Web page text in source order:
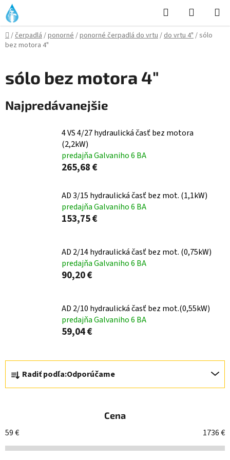
Prejsť
na
obsah
Hľadať
KOŠÍK
Domov
/čerpadlá/ponorné/ponorné čerpadlá do vrtu/do vrtu 4"/sólo
bez motora 4"
sólo bez motora 4"
Najpredávanejšie
4 VS 4/27 hydraulická časť bez motora
(2,2kW)
predajňa Galvaniho 6 BA
265,68 €
AD 3/15 hydraulická časť bez mot. (1,1kW)
predajňa Galvaniho 6 BA
153,75 €
AD 2/14 hydraulická časť bez mot. (0,75kW)
predajňa Galvaniho 6 BA
90,20 €
AD 2/10 hydraulická časť bez mot.(0,55kW)
predajňa Galvaniho 6 BA
59,04 €
R
a
d
i
e
Radiť podľa:Odporúčame
Cena
59€ 1736€